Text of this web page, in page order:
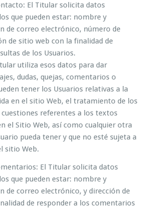
El Titular solicita datos
que pueden estar: nombre y
de correo electrónico, número de
de sitio web con la finalidad de
de los Usuarios.
utiliza esos datos para dar
dudas, quejas, comentarios o
tener los Usuarios relativas a la
en el sitio Web, el tratamiento de los
referentes a los textos
el Sitio Web, así como cualquier otra
pueda tener y que no esté sujeta a
sitio Web.
El Titular solicita datos
que pueden estar: nombre y
de correo electrónico, y dirección de
de responder a los comentarios